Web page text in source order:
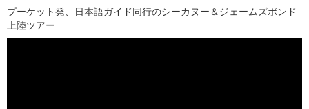
プーケット発、日本語ガイド同行のシーカヌー＆ジェームズボンド
上陸ツアー